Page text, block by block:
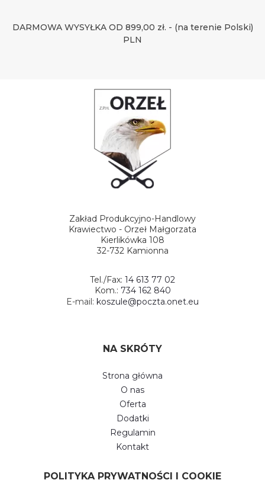
DARMOWA WYSYŁKA OD 899,00 zł. - (na terenie Polski)
PLN
Zakład Produkcyjno-Handlowy
Krawiectwo - Orzeł Małgorzata
Kierlikówka 108
32-732 Kamionna
Tel./Fax: 14 613 77 02
Kom.: 734 162 840
E-mail: koszule@poczta.onet.eu
NA SKRÓTY
Strona główna
O nas
Oferta
Dodatki
Regulamin
Kontakt
POLITYKA PRYWATNOŚCI I COOKIE